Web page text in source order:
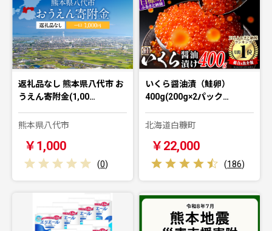
返礼品なし 熊本県八代市 お
うえん寄附金(1,00…
熊本県八代市
￥1,000
(0)
いくら醤油漬（鮭卵）
400g(200g×2パック…
北海道白糠町
￥22,000
(186)